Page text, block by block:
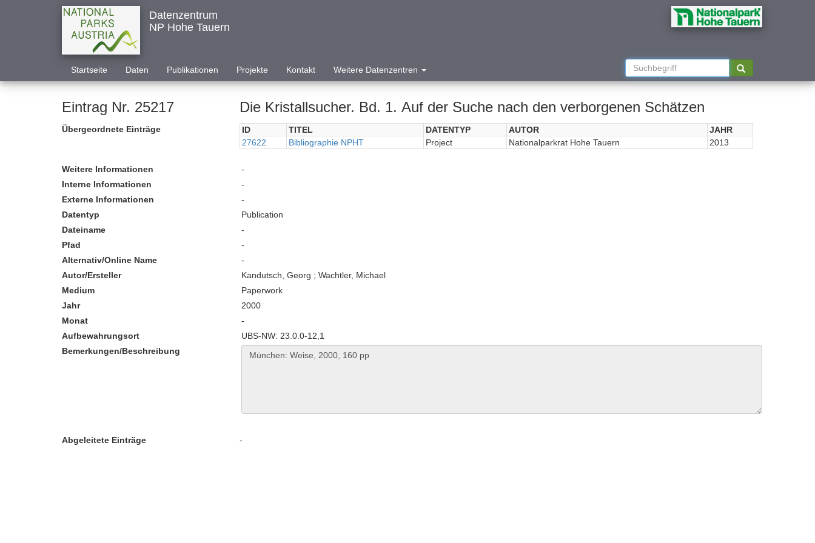
Datenzentrum
NP Hohe Tauern
Startseite Daten Publikationen Projekte Kontakt Weitere Datenzentren
Eintrag Nr. 25217 Die Kristallsucher. Bd. 1. Auf der Suche nach den verborgenen Schätzen
Übergeordnete Einträge ID TITEL DATENTYP AUTOR
JAHR
27622
Bibliographie NPHT Project Nationalparkrat Hohe Tauern 2013
Weitere Informationen
-
Interne Informationen
-
Externe Informationen
-
Datentyp
Publication
Dateiname
-
Pfad
-
Alternativ/Online Name
-
Autor/Ersteller
Kandutsch, Georg ; Wachtler, Michael
Medium
Paperwork
Jahr
2000
Monat
-
Aufbewahrungsort
UBS-NW: 23.0.0-12,1
Bemerkungen/Beschreibung
Abgeleitete Einträge -